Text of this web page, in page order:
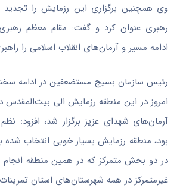
وی همچنین برگزاری این رزمایش را تجدید
رهبری عنوان کرد و گفت: مقام معظم
ادامه مسیر و آرمان‌های انقلاب اسلامی را
رئیس سازمان بسیج مستضعفین در ادامه
امروز در این منطقه رزمایش الی بیت‌المقدس
آرمان‌های شهدای عزیز برگزار شد، افزود:
بود، منطقه رزمایش بسیار خوبی انتخاب شده
در دو بخش متمرکز که در همین منطقه
غیرمتمرکز در همه شهرستان‌های استان